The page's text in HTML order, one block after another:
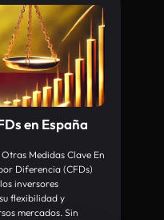
en España
Medidas Clave En
Diferencia (CFDs)
inversores
flexibilidad y
mercados. Sin